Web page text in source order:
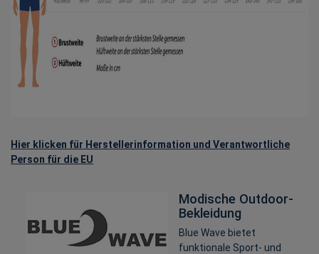
Hier klicken für Herstellerinformation und Verantwortliche
Person für die EU
Modische Outdoor-
Bekleidung
Blue Wave bietet
funktionale Sport- und